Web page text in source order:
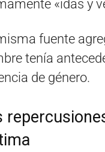
«idas y
fuente
tenía
de género.